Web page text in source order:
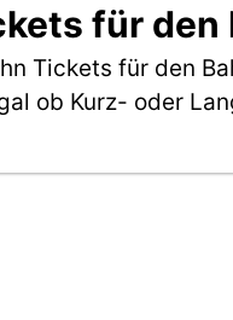
für
Tickets für den
ob Kurz- oder